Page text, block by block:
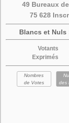
49 Bureaux
75 628
Blancs et Nuls
Votants
Exprimés
Nombres
de Votes
des